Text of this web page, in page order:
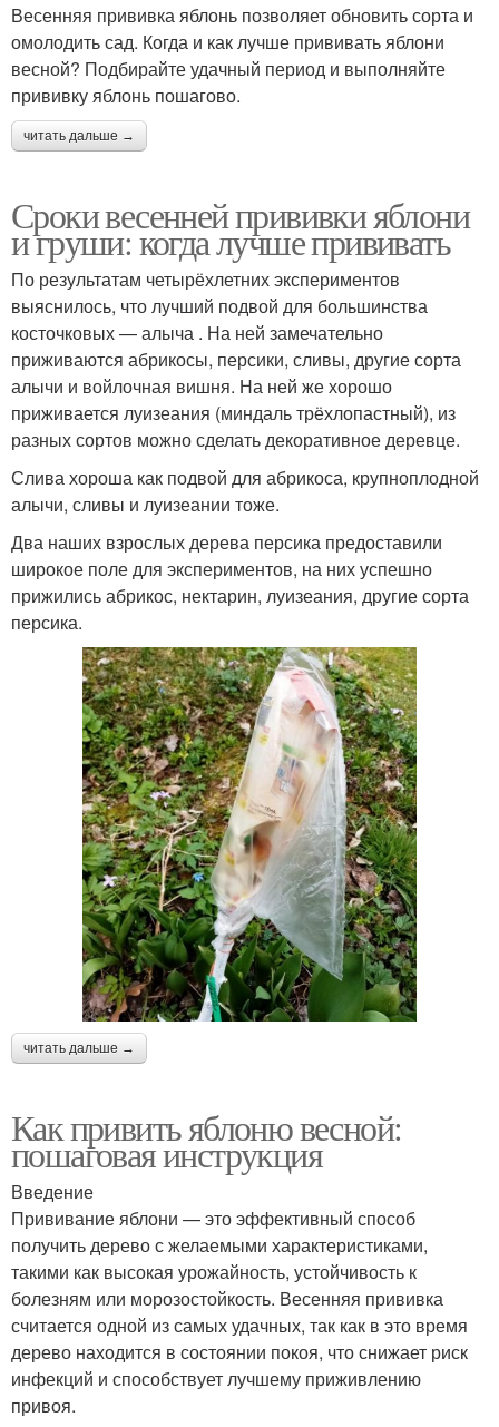
Весенняя прививка яблонь позволяет обновить сорта и
омолодить сад. Когда и как лучше прививать яблони
весной? Подбирайте удачный период и выполняйте
прививку яблонь пошагово.
читать дальше →
Сроки весенней прививки яблони
и груши: когда лучше прививать
По результатам четырёхлетних экспериментов
выяснилось, что лучший подвой для большинства
косточковых — алыча . На ней замечательно
приживаются абрикосы, персики, сливы, другие сорта
алычи и войлочная вишня. На ней же хорошо
приживается луизеания (миндаль трёхлопастный), из
разных сортов можно сделать декоративное деревце.
Слива хороша как подвой для абрикоса, крупноплодной
алычи, сливы и луизеании тоже.
Два наших взрослых дерева персика предоставили
широкое поле для экспериментов, на них успешно
прижились абрикос, нектарин, луизеания, другие сорта
персика.
читать дальше →
Как привить яблоню весной:
пошаговая инструкция
Введение
Прививание яблони — это эффективный способ
получить дерево с желаемыми характеристиками,
такими как высокая урожайность, устойчивость к
болезням или морозостойкость. Весенняя прививка
считается одной из самых удачных, так как в это время
дерево находится в состоянии покоя, что снижает риск
инфекций и способствует лучшему приживлению
привоя.